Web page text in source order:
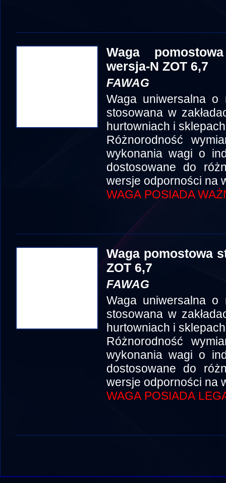
Waga
wersja-N ZOT 6,7
FAWAG
Waga uniwersalna
stosowana w
hurtowniach i
Różnorodność
wykonania wagi o
dostosowane do
wersje odporności na
WAGA POSIADA
Waga pomostowa
ZOT 6,7
FAWAG
Waga uniwersalna
stosowana w
hurtowniach i
Różnorodność
wykonania wagi o
dostosowane do
wersje odporności na
WAGA POSIADA